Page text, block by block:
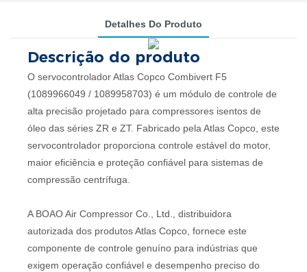
Detalhes Do Produto
Descrição do produto
O servocontrolador Atlas Copco Combivert F5
(1089966049 / 1089958703) é um módulo de controle de
alta precisão projetado para compressores isentos de
óleo das séries ZR e ZT. Fabricado pela Atlas Copco, este
servocontrolador proporciona controle estável do motor,
maior eficiência e proteção confiável para sistemas de
compressão centrífuga.
A BOAO Air Compressor Co., Ltd., distribuidora
autorizada dos produtos Atlas Copco, fornece este
componente de controle genuíno para indústrias que
exigem operação confiável e desempenho preciso do